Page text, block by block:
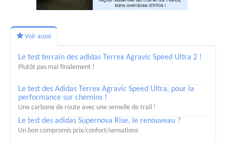
Voir aussi
Le test terrain des adidas Terrex Agravic Speed Ultra 2 !
Plutôt pas mal finalement !
Le test des Adidas Terrex Agravic Speed Ultra, pour la
performance sur chemins !
Une carbone de route avec une semelle de trail !
Le test des adidas Supernova Rise, le renouveau ?
Un bon compromis prix/confort/sensations